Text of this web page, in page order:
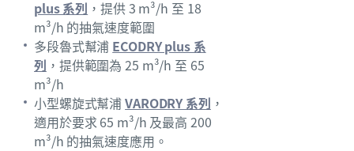
plus 系列 ，提供 3 m³/h 至 18
m³/h 的抽氣速度範圍
多段魯式幫浦 ECODRY plus 系
列 ，提供範圍為 25 m³/h 至 65
m³/h
小型螺旋式幫浦VARODRY 系列 ，
適用於要求 65 m³/h 及最高 200
m³/h 的抽氣速度應用。